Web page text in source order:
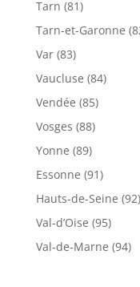
Tarn (81)
Tarn-et-Garonne
Var (83)
Vaucluse (84)
Vendée (85)
Vosges (88)
Yonne (89)
Essonne (91)
Hauts-de-Seine (92)
Val-d’Oise (95)
Val-de-Marne (94)